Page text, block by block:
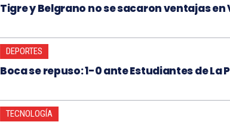
Tigre y Belgrano no se sacaron ventajas
DEPORTES
Boca se repuso: 1-0 ante Estudiantes de La
TECNOLOGÍA